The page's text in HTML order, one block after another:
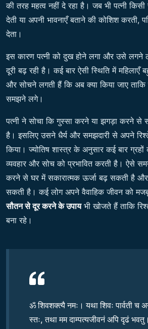
की तरह महत्व नहीं दे रहा है। जब भी पत्नी
देती या अपनी भावनाएँ बताने की कोशिश करती,
देता।
इस कारण पत्नी को दुख होने लगा और उसे लगने
दूरी बढ़ रही है। कई बार ऐसी स्थिति में महिलाएँ
और सोचने लगती हैं कि अब क्या किया जाए
समझने लगे।
पत्नी ने सोचा कि गुस्सा करने या झगड़ा करने
है। इसलिए उसने धैर्य और समझदारी से अपने
किया। ज्योतिष शास्त्र के अनुसार कई बार ग्रहों
व्यवहार और सोच को प्रभावित करती है। ऐसे
करने से घर में सकारात्मक ऊर्जा बढ़ सकती है और
सकती है। कई लोग अपने वैवाहिक जीवन को
सौतन से दूर करने के उपायभी खोजते हैं ताकि
बना रहे।
ॐ शिवशक्त्यै नमः। यथा शिवः पार्वती च
स्तः, तथा मम दाम्पत्यजीवनं अपि दृढं भवतु।